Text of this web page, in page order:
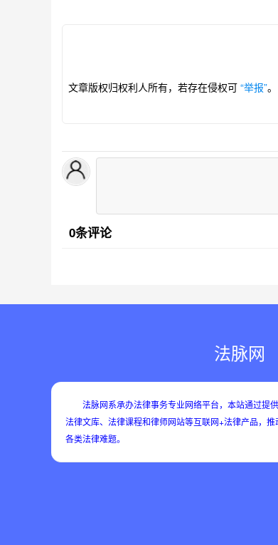
文章版权归权利人所有，若存在侵权可 “举报”。
0条评论
法脉网
法脉网系承办法律事务专业网络平台，本站通过提供
法律文库、法律课程和律师网站等互联网+法律产品，
各类法律难题。